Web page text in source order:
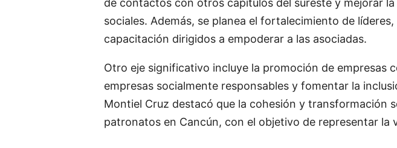
de contactos con otros capítulos del sureste y mejorar
sociales. Además, se planea el fortalecimiento de
capacitación dirigidos a empoderar a las asociadas.
Otro eje significativo incluye la promoción de
empresas socialmente responsables y fomentar la
Montiel Cruz destacó que la cohesión y transformación
patronatos en Cancún, con el objetivo de representar